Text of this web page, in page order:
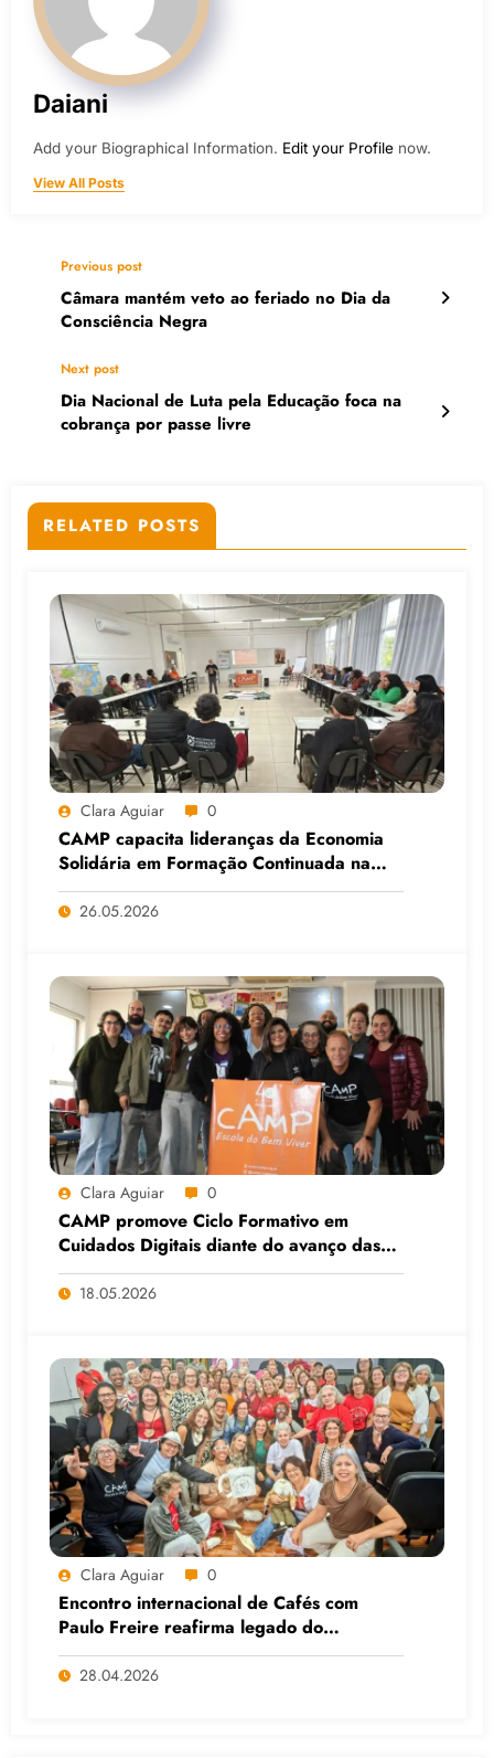
Daiani
Add your Biographical Information. Edit your Profile now.
View All Posts
Previous post
Câmara mantém veto ao feriado no Dia da
Consciência Negra
Next post
Dia Nacional de Luta pela Educação foca na
cobrança por passe livre
RELATED POSTS
Clara Aguiar 0
CAMP capacita lideranças da Economia
Solidária em Formação Continuada na
Faculdade do Assentamento do MST, em
Viamão (RS)
26.05.2026
Clara Aguiar 0
CAMP promove Ciclo Formativo em
Cuidados Digitais diante do avanço das
Big Techs e da IA
18.05.2026
Clara Aguiar 0
Encontro internacional de Cafés com
Paulo Freire reafirma legado do
educador popular
28.04.2026